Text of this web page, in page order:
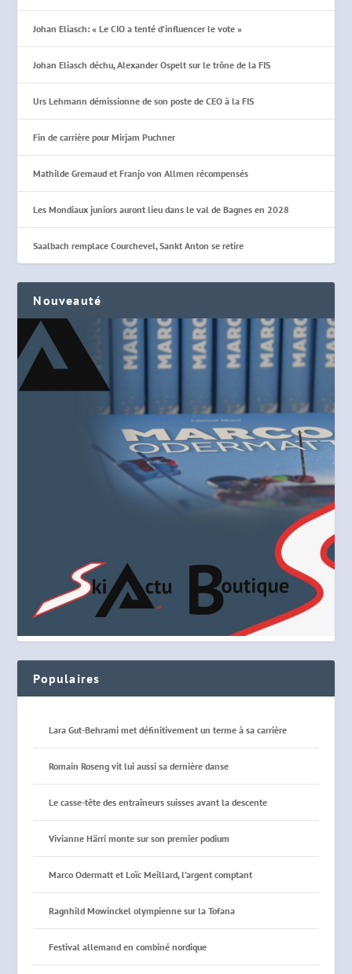
Johan Eliasch: « Le CIO a tenté d’influencer le vote »
Johan Eliasch déchu, Alexander Ospelt sur le trône de la FIS
Urs Lehmann démissionne de son poste de CEO à la FIS
Fin de carrière pour Mirjam Puchner
Mathilde Gremaud et Franjo von Allmen récompensés
Les Mondiaux juniors auront lieu dans le val de Bagnes en 2028
Saalbach remplace Courchevel, Sankt Anton se retire
Nouveauté
Populaires
Lara Gut-Behrami met définitivement un terme à sa carrière
Romain Roseng vit lui aussi sa dernière danse
Le casse-tête des entraîneurs suisses avant la descente
Vivianne Härri monte sur son premier podium
Marco Odermatt et Loïc Meillard, l’argent comptant
Ragnhild Mowinckel olympienne sur la Tofana
Festival allemand en combiné nordique